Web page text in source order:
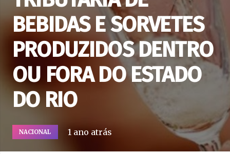
BEBIDAS E SORVETES
PRODUZIDOS DENTRO
OU FORA DO ESTADO
DO RIO
NACIONAL 1 ano atrás